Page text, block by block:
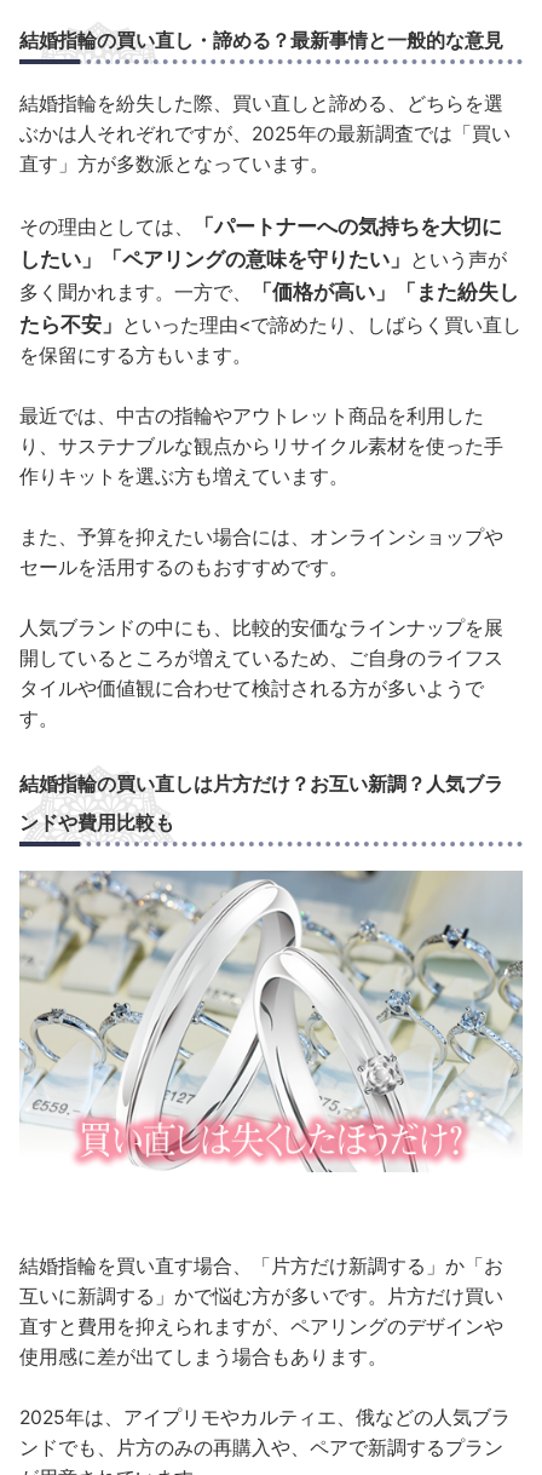
結婚指輪の買い直し・諦める？最新事情と一般的な意見
結婚指輪を紛失した際、買い直しと諦める、どちらを選
ぶかは人それぞれですが、2025年の最新調査では「買い
直す」方が多数派となっています。
その理由としては、
「パートナーへの気持ちを大切に
したい」「ペアリングの意味を守りたい」 という声が
多く聞かれます。一方で、
「価格が高い」「また紛失し
たら不安」 といった理由<で諦めたり、しばらく買い直し
を保留にする方もいます。
最近では、中古の指輪やアウトレット商品を利用した
り、サステナブルな観点からリサイクル素材を使った手
作りキットを選ぶ方も増えています。
また、予算を抑えたい場合には、オンラインショップや
セールを活用するのもおすすめです。
人気ブランドの中にも、比較的安価なラインナップを展
開しているところが増えているため、ご自身のライフス
タイルや価値観に合わせて検討される方が多いようで
す。
結婚指輪の買い直しは片方だけ？お互い新調？人気ブラ
ンドや費用比較も
結婚指輪を買い直す場合、「片方だけ新調する」か「お
互いに新調する」かで悩む方が多いです。片方だけ買い
直すと費用を抑えられますが、ペアリングのデザインや
使用感に差が出てしまう場合もあります。
2025年は、アイプリモやカルティエ、俄などの人気ブラ
ンドでも、片方のみの再購入や、ペアで新調するプラン